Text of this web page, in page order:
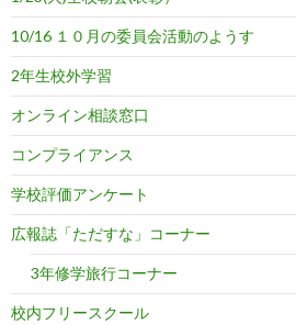
10/16 １０月の委員会活動のようす
2年生校外学習
オンライン相談窓口
コンプライアンス
学校評価アンケート
広報誌「ただすな」コーナー
3年修学旅行コーナー
校内フリースクール